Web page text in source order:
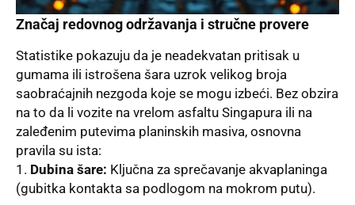
Značaj redovnog održavanja i stručne provere
Statistike pokazuju da je neadekvatan pritisak u
gumama ili istrošena šara uzrok velikog broja
saobraćajnih nezgoda koje se mogu izbeći. Bez obzira
na to da li vozite na vrelom asfaltu Singapura ili na
zaleđenim putevima planinskih masiva, osnovna
pravila su ista:
Dubina šare: Ključna za sprečavanje akvaplaninga
(gubitka kontakta sa podlogom na mokrom putu).